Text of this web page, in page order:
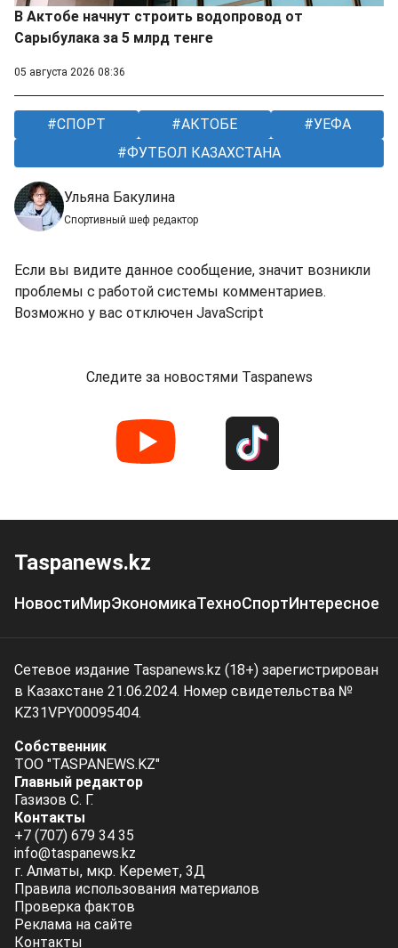
В Актобе начнут строить водопровод от
Сарыбулака за 5 млрд тенге
05 августа 2026 08:36
СПОРТ АКТОБЕ
УЕФА
ФУТБОЛ КАЗАХСТАНА
Ульяна Бакулина
Спортивный шеф редактор
Если вы видите данное сообщение, значит возникли
проблемы с работой системы комментариев.
Возможно у вас отключен JavaScript
Следите за новостями Taspanews
Taspanews.kz
НовостиМирЭкономикаТехноСпортИнтересное
Сетевое издание Taspanews.kz (18+) зарегистрирован
в Казахстане 21.06.2024. Номер свидетельства №
KZ31VPY00095404.
Собственник
ТОО "TASPANEWS.KZ"
Главный редактор
Газизов С. Г.
Контакты
+7 (707) 679 34 35
info@taspanews.kz
г. Алматы, мкр. Керемет, 3Д
Правила использования материалов
Проверка фактов
Реклама на сайте
Контакты